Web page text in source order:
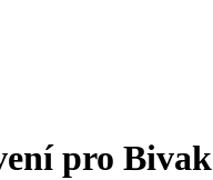
pro Bivak